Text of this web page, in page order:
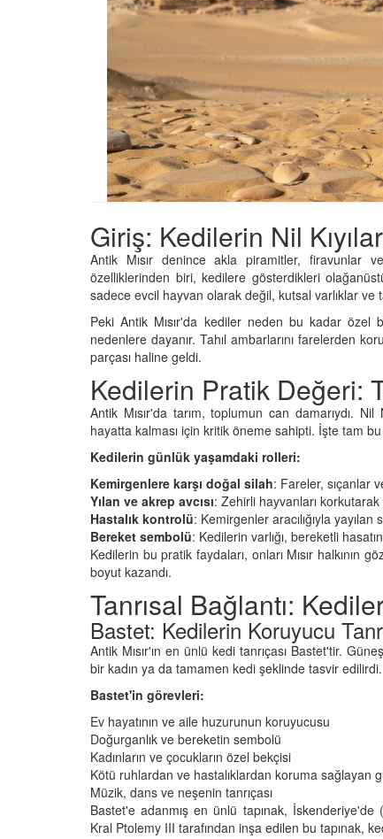
Giriş: Kedilerin Nil
Antik Mısır denince akla piramitler, firavunlar
özelliklerinden biri, kedilere gösterdikleri
sadece evcil hayvan olarak değil, kutsal varlıklar ve
Peki Antik Mısır'da kediler neden bu kadar
nedenlere dayanır. Tahıl ambarlarını farelerden
parçası haline geldi.
Kedilerin Pratik Değeri:
Antik Mısır'da tarım, toplumun can damarıydı.
hayatta kalması için kritik öneme sahipti. İşte tam
Kedilerin günlük yaşamdaki rolleri:
Kemirgenlere karşı doğal silah: Fareler, sıçanlar
Yılan ve akrep avcısı: Zehirli hayvanları
Hastalık kontrolü: Kemirgenler aracılığıyla yayılan
Bereket sembolü: Kedilerin varlığı, bereketli
Kedilerin bu pratik faydaları, onları Mısır halkının
boyut kazandı.
Tanrısal Bağlantı:
Bastet: Kedilerin Koruyucu
Antik Mısır'ın en ünlü kedi tanrıçası Bastet'tir.
bir kadın ya da tamamen kedi şeklinde tasvir edilirdi.
Bastet'in görevleri:
Ev hayatının ve aile huzurunun koruyucusu
Doğurganlık ve bereketin sembolü
Kadınların ve çocukların özel bekçisi
Kötü ruhlardan ve hastalıklardan koruma sağlayan
Müzik, dans ve neşenin tanrıçası
Bastet'e adanmış en ünlü tapınak, İskenderiye'de
Kral Ptolemy III tarafından inşa edilen bu tapınak,
Evde
Yavru Kedilerde Pire
Temizlenir?
22.05.2020
Sahiplerine Ölü
Gerçek Şok
Olunca Gerçekten
Genetik Sırrı:
Renk Gözleri
Evde Kediler İçin
"Evde Kedinizle
10 Yaratıcı
Kedi Beslenmesi:
Kuru Mama mı?
Eksileri"
11.10.2025
Kedi Psikolojisi:
Kaygısı ve Çözüm
11.10.2025
Kediler Zamanla
Mırlamaya
Bakış
05.10.2025
Kediler Neden
03.10.2025
Sarman Kediler
“Yaramaz”? Kısa Bir